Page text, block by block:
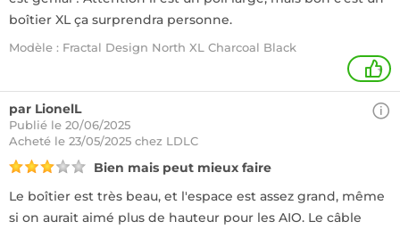
boîtier XL ça surprendra personne.
Modèle : Fractal Design North XL Charcoal Black
+
par LionelL
Publié le 20/06/2025
Acheté le 23/05/2025 chez LDLC
Bien mais peut mieux faire
Le boîtier est très beau, et l'espace est assez grand, même
si on aurait aimé plus de hauteur pour les AIO. Le câble